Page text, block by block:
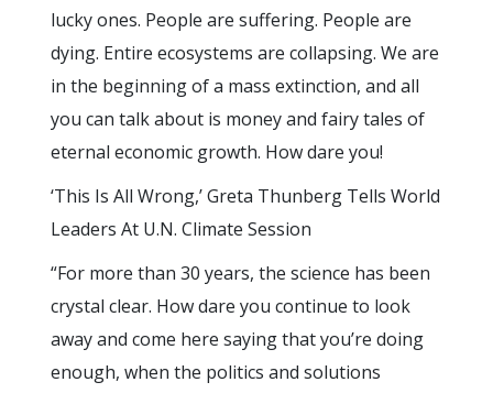
lucky ones. People are suffering. People are
dying. Entire ecosystems are collapsing. We are
in the beginning of a mass extinction, and all
you can talk about is money and fairy tales of
eternal economic growth. How dare you!
‘This Is All Wrong,’ Greta Thunberg Tells World
Leaders At U.N. Climate Session
“For more than 30 years, the science has been
crystal clear. How dare you continue to look
away and come here saying that you’re doing
enough, when the politics and solutions